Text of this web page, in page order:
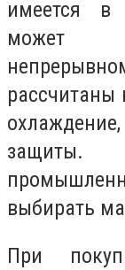
имеется в
может
выбирать
При